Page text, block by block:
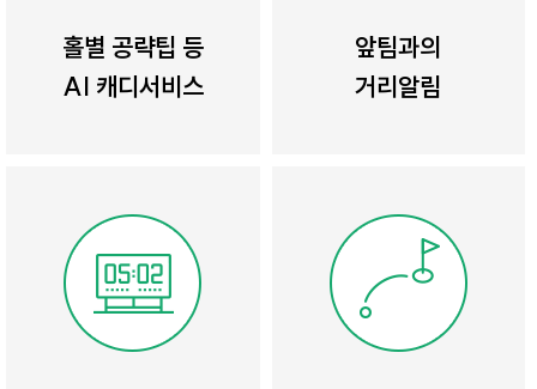
홀별 공략팁 등
AI 캐디서비스
앞팀과의
거리알림